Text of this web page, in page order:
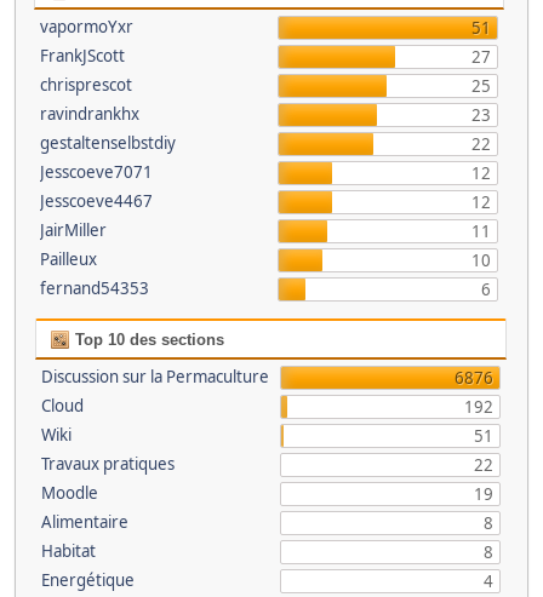
vapormoYxr
51
FrankJScott
27
chrisprescot
25
ravindrankhx
23
gestaltenselbstdiy
22
Jesscoeve7071
12
Jesscoeve4467
12
JairMiller
11
Pailleux
10
fernand54353
6
Top 10 des sections
Discussion sur la Permaculture
6876
Cloud
192
Wiki
51
Travaux pratiques
22
Moodle
19
Alimentaire
8
Habitat
8
Energétique
4